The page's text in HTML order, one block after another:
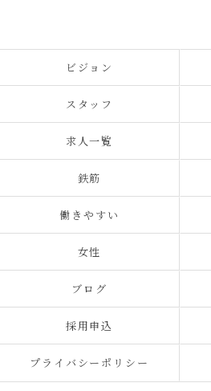
ビジョン
スタッフ
求人一覧
鉄筋
働きやすい
女性
ブログ
採用申込
プライバシーポリシー